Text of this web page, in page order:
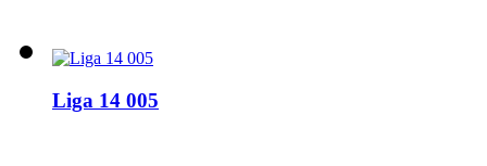
Liga 14 005